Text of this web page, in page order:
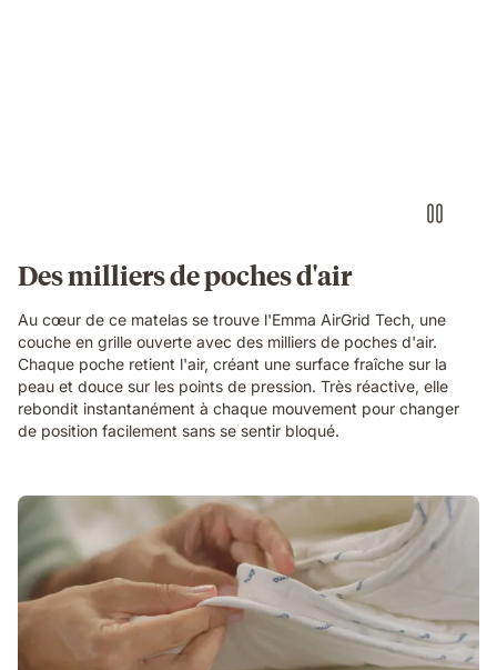
fibrous
showing
the
material
technology
of
the
Elite
mattress.
Des milliers de poches d'air
Au cœur de ce matelas se trouve l'Emma AirGrid Tech, une
couche en grille ouverte avec des milliers de poches d'air.
Chaque poche retient l'air, créant une surface fraîche sur la
peau et douce sur les points de pression. Très réactive, elle
rebondit instantanément à chaque mouvement pour changer
de position facilement sans se sentir bloqué.